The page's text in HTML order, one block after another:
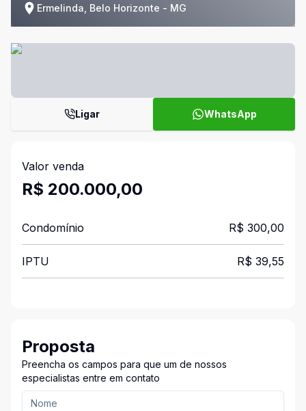
Ermelinda, Belo Horizonte - MG
Ligar WhatsApp
Valor venda
R$ 200.000,00
Condomínio R$ 300,00
IPTU R$ 39,55
Proposta
Preencha os campos para que um de nossos
especialistas entre em contato